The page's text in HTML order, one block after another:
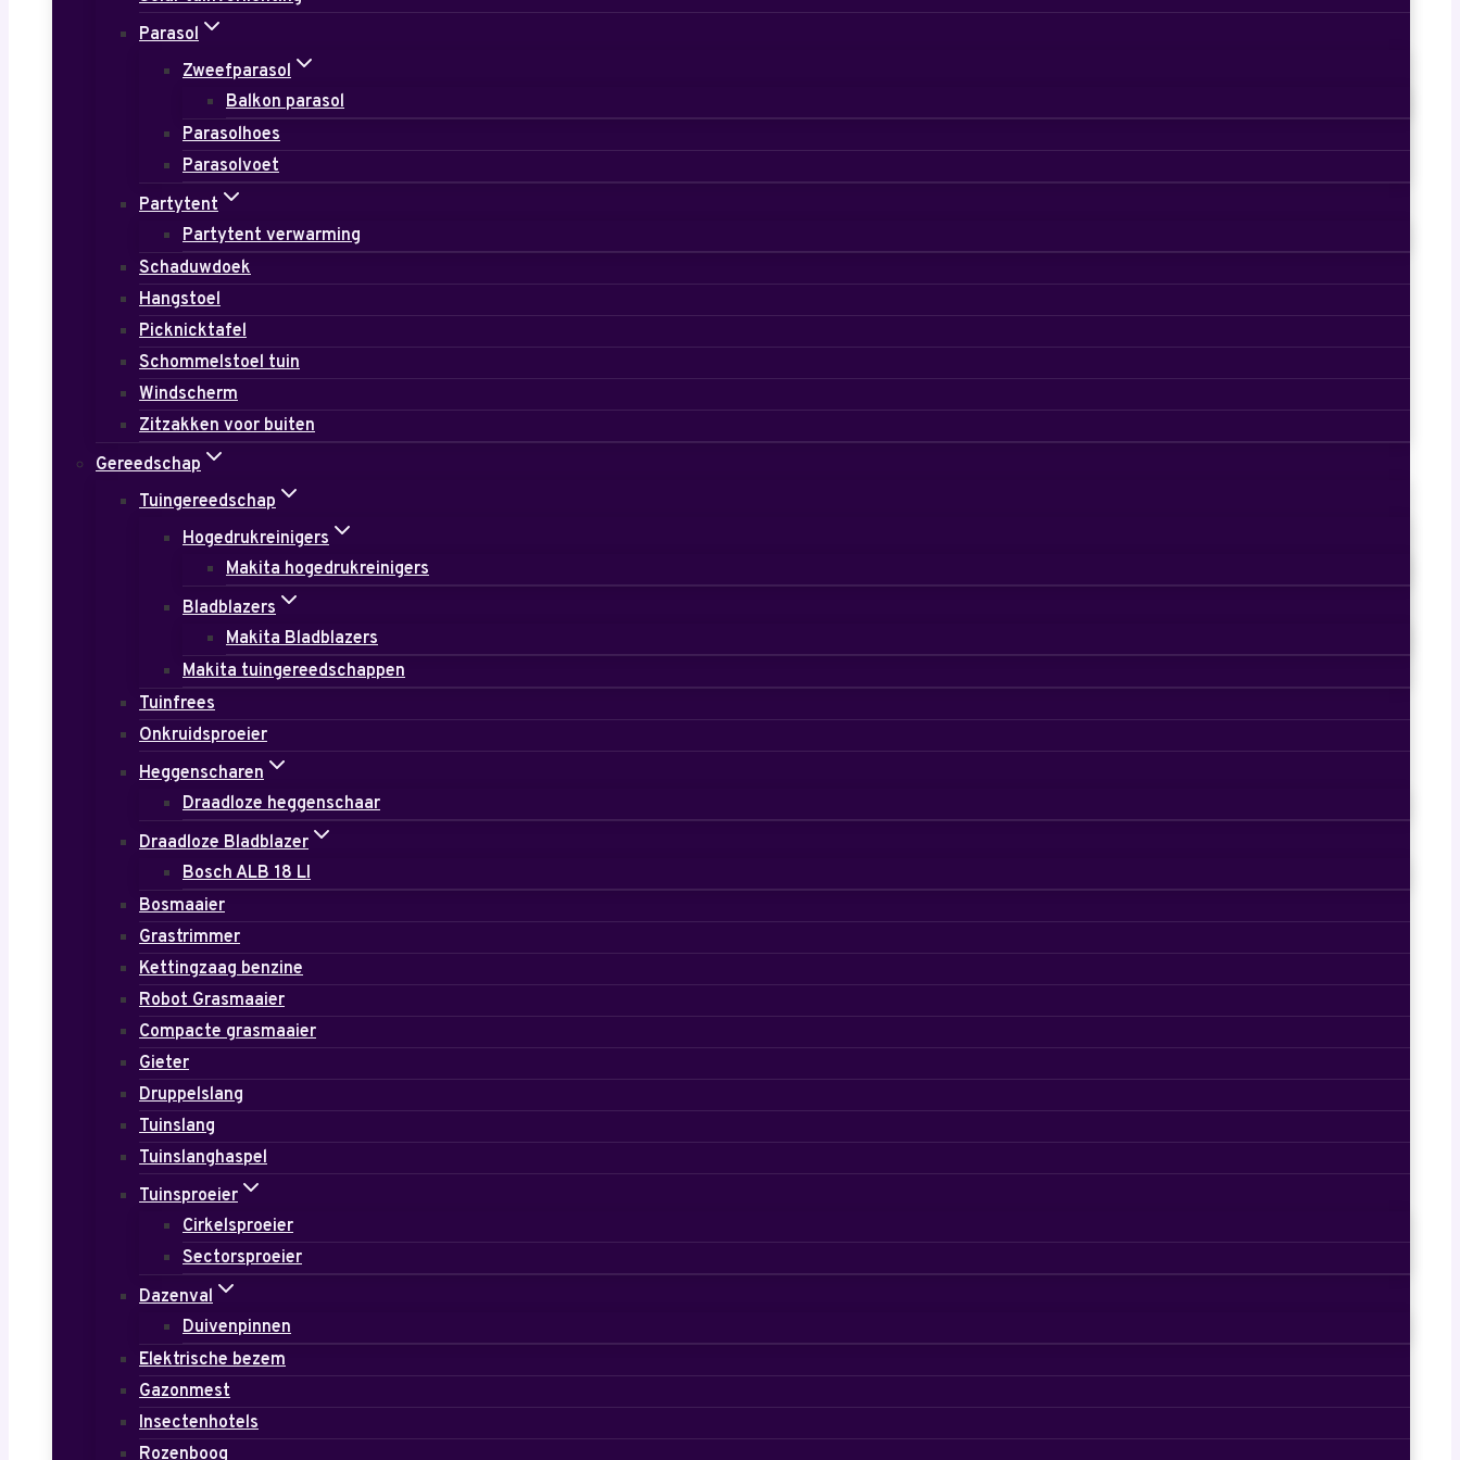
Parasol
Zweefparasol
Balkon parasol
Parasolhoes
Parasolvoet
Partytent
Partytent verwarming
Schaduwdoek
Hangstoel
Picknicktafel
Schommelstoel tuin
Windscherm
Zitzakken voor buiten
Gereedschap
Tuingereedschap
Hogedrukreinigers
Makita hogedrukreinigers
Bladblazers
Makita Bladblazers
Makita tuingereedschappen
Tuinfrees
Onkruidsproeier
Heggenscharen
Draadloze heggenschaar
Draadloze Bladblazer
Bosch ALB 18 LI
Bosmaaier
Grastrimmer
Kettingzaag benzine
Robot Grasmaaier
Compacte grasmaaier
Gieter
Druppelslang
Tuinslang
Tuinslanghaspel
Tuinsproeier
Cirkelsproeier
Sectorsproeier
Dazenval
Duivenpinnen
Elektrische bezem
Gazonmest
Insectenhotels
Rozenboog